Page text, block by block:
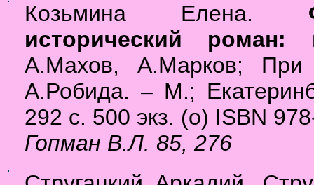
Козьмина Елена.
исторический роман:
А.Махов, А.Марков;
А.Робида. – М.;
292 с. 500 экз. (о) ISBN
Гопман В.Л. 85, 276